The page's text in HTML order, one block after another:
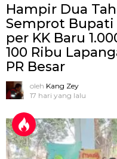
Hampir Dua
Semprot Bupati
per KK Baru
100 Ribu
PR Besar
oleh Kang Zey
17 hari yang lalu